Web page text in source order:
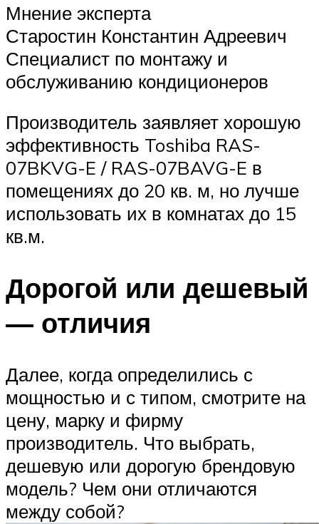
Мнение эксперта
Старостин Константин Адреевич
Специалист по монтажу и
обслуживанию кондиционеров
Производитель заявляет хорошую
эффективность Toshiba RAS-
07BKVG-E / RAS-07BAVG-E в
помещениях до 20 кв. м, но лучше
использовать их в комнатах до 15
кв.м.
Дорогой или дешевый
— отличия
Далее, когда определились с
мощностью и с типом, смотрите на
цену, марку и фирму
производитель. Что выбрать,
дешевую или дорогую брендовую
модель? Чем они отличаются
между собой?